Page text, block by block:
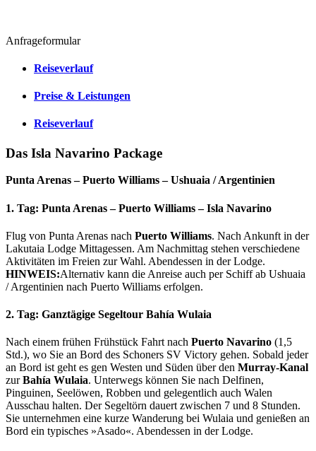
Anfrageformular
Reiseverlauf
Preise & Leistungen
Reiseverlauf
Das Isla Navarino Package
Punta Arenas – Puerto Williams – Ushuaia / Argentinien
1. Tag: Punta Arenas – Puerto Williams – Isla Navarino
Flug von Punta Arenas nach Puerto Williams. Nach Ankunft in der
Lakutaia Lodge Mittagessen. Am Nachmittag stehen verschiedene
Aktivitäten im Freien zur Wahl. Abendessen in der Lodge.
HINWEIS:Alternativ kann die Anreise auch per Schiff ab Ushuaia
/ Argentinien nach Puerto Williams erfolgen.
2. Tag: Ganztägige Segeltour Bahía Wulaia
Nach einem frühen Frühstück Fahrt nach Puerto Navarino (1,5
Std.), wo Sie an Bord des Schoners SV Victory gehen. Sobald jeder
an Bord ist geht es gen Westen und Süden über den Murray-Kanal
zurBahía Wulaia. Unterwegs können Sie nach Delfinen,
Pinguinen, Seelöwen, Robben und gelegentlich auch Walen
Ausschau halten. Der Segeltörn dauert zwischen 7 und 8 Stunden.
Sie unternehmen eine kurze Wanderung bei Wulaia und genießen an
Bord ein typisches »Asado«. Abendessen in der Lodge.